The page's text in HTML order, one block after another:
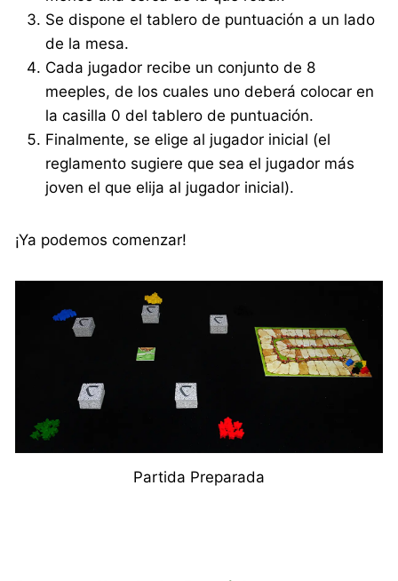
Se dispone el tablero de puntuación a un lado
de la mesa.
Cada jugador recibe un conjunto de 8
meeples, de los cuales uno deberá colocar en
la casilla 0 del tablero de puntuación.
Finalmente, se elige al jugador inicial (el
reglamento sugiere que sea el jugador más
joven el que elija al jugador inicial).
¡Ya podemos comenzar!
Partida Preparada